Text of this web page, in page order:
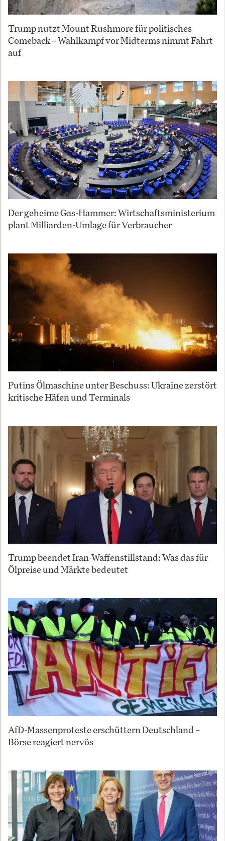
Trump nutzt Mount Rushmore für politisches
Comeback – Wahlkampf vor Midterms nimmt Fahrt
auf
Der geheime Gas-Hammer: Wirtschaftsministerium
plant Milliarden-Umlage für Verbraucher
Putins Ölmaschine unter Beschuss: Ukraine zerstört
kritische Häfen und Terminals
Trump beendet Iran-Waffenstillstand: Was das für
Ölpreise und Märkte bedeutet
AfD-Massenproteste erschüttern Deutschland –
Börse reagiert nervös